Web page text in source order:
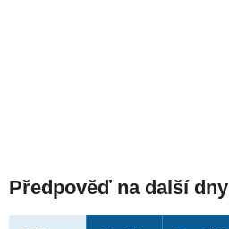
Předpověď na další dny